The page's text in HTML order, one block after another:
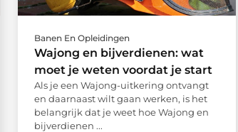
Banen En Opleidingen
Wajong en bijverdienen: wat
moet je weten voordat je start
Als je een Wajong-uitkering ontvangt
en daarnaast wilt gaan werken, is het
belangrijk dat je weet hoe Wajong en
bijverdienen ...